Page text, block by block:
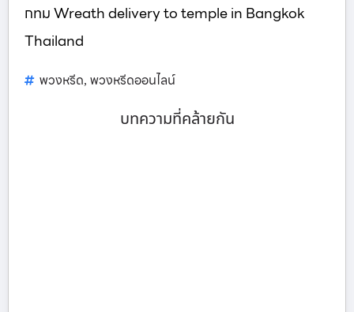
กทม Wreath delivery to temple in Bangkok
Thailand
พวงหรีด, พวงหรีดออนไลน์
บทความที่คล้ายกัน